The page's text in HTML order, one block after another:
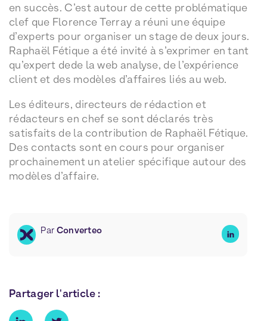
en succès. C’est autour de cette problématique
clef que Florence Terray a réuni une équipe
d’experts pour organiser un stage de deux jours.
Raphaël Fétique a été invité à s’exprimer en tant
qu’expert dede la web analyse, de l’expérience
client et des modèles d’affaires liés au web.
Les éditeurs, directeurs de rédaction et
rédacteurs en chef se sont déclarés très
satisfaits de la contribution de Raphaël Fétique.
Des contacts sont en cours pour organiser
prochainement un atelier spécifique autour des
modèles d’affaire.
Par Converteo
Partager l'article :